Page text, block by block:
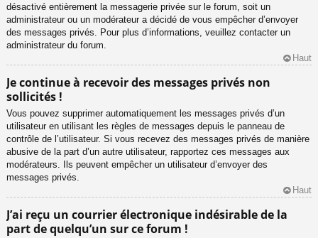
désactivé entièrement la messagerie privée sur le forum, soit un
administrateur ou un modérateur a décidé de vous empêcher d’envoyer
des messages privés. Pour plus d’informations, veuillez contacter un
administrateur du forum.
Haut
Je continue à recevoir des messages privés non
sollicités !
Vous pouvez supprimer automatiquement les messages privés d’un
utilisateur en utilisant les règles de messages depuis le panneau de
contrôle de l’utilisateur. Si vous recevez des messages privés de manière
abusive de la part d’un autre utilisateur, rapportez ces messages aux
modérateurs. Ils peuvent empêcher un utilisateur d’envoyer des
messages privés.
Haut
J’ai reçu un courrier électronique indésirable de la
part de quelqu’un sur ce forum !